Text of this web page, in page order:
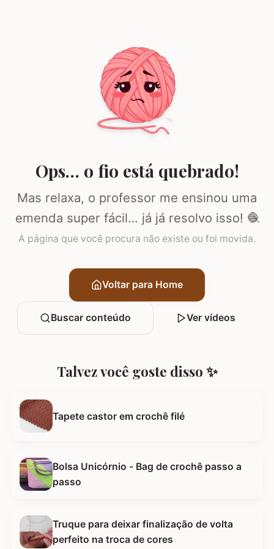
Ops… o fio está quebrado!
Mas relaxa, o professor me ensinou uma
emenda super fácil… já já resolvo isso! 🧶
A página que você procura não existe ou foi movida.
Voltar para Home
Buscar conteúdo Ver vídeos
Talvez você goste disso ✨
Tapete castor em crochê filé
Bolsa Unicórnio - Bag de crochê passo a
passo
Truque para deixar finalização de volta
perfeito na troca de cores